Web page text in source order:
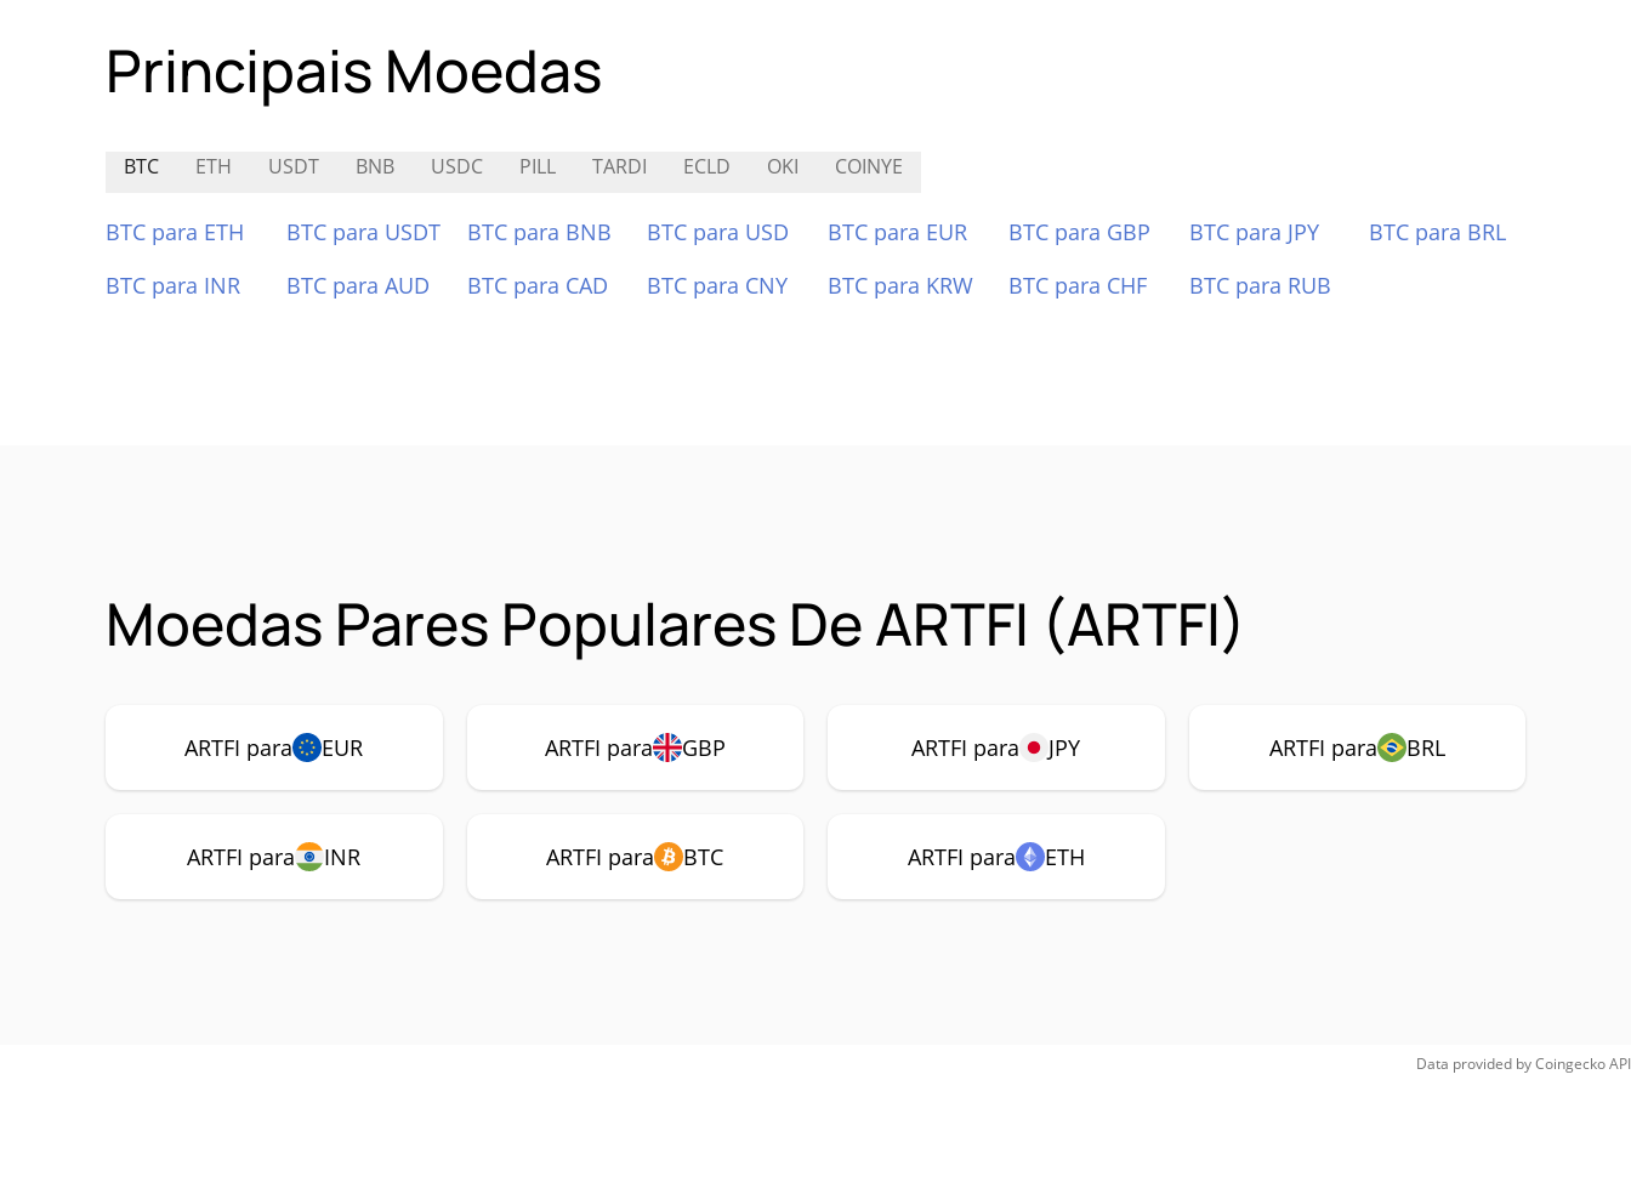
Principais Moedas
BTC ETH USDT BNB USDC PILL TARDI ECLD OKI COINYE
BTC para ETH BTC para USDT BTC para BNB BTC para USD BTC para EUR BTC para GBP BTC para JPY
BTC para BRL
BTC para INR
BTC para AUD BTC para CAD BTC para CNY BTC para KRW BTC para CHF BTC para RUB
Moedas Pares Populares De ARTFI (ARTFI)
ARTFI para EUR ARTFI para GBP ARTFI para JPY ARTFI para BRL
ARTFI para INR ARTFI para BTC ARTFI para ETH
Data provided byCoingeckoAPI